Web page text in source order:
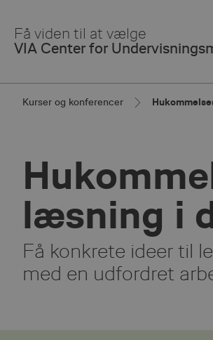
Main
Content
Få viden til at vælge
VIA Center for
Kurser og konferencer
læsning i
Få konkrete ideer til
med en udfordret